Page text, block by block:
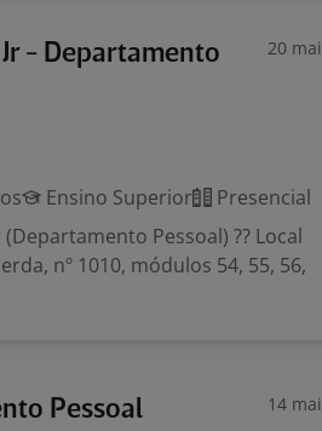
- Departamento
20 mai
Ensino Superior
Presencial
Pessoal) ?? Local
nº 1010, módulos 54, 55, 56,
Pessoal 14 mai